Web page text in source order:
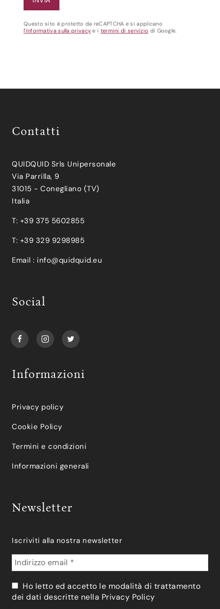
Questo sito è protetto da reCAPTCHA e si applicano
l'Informativa sulla privacy e i termini di servizio di Google.
Contatti
QUIDQUID Srls Unipersonale
Via Parrilla, 9
31015 - Conegliano (TV)
Italia
T: +39 375 5602855
T: +39 329 9298985
Email : info@quidquid.eu
Social
Informazioni
Privacy policy
Cookie Policy
Termini e condizioni
Informazioni generali
Newsletter
Iscriviti alla nostra newsletter
Ho letto ed accetto le modalità di trattamento
dei dati descritte nella Privacy Policy